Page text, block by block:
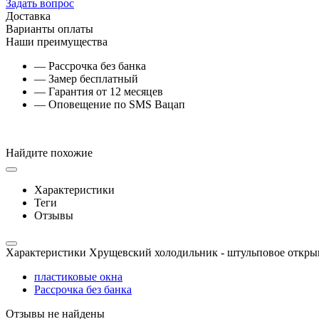
Задать вопрос
Доставка
Варианты оплаты
Наши преимущества
— Рассрочка без банка
— Замер бесплатный
— Гарантия от 12 месяцев
— Оповещение по SMS Вацап
Найдите похожие
Характеристики
Теги
Отзывы
Характеристики Хрущевский холодильник - штульповое
пластиковые окна
Рассрочка без банка
Отзывы не найдены